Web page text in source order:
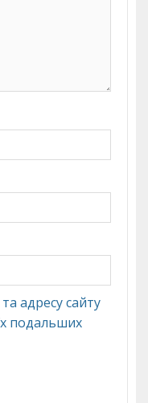
адресу сайту
подальших